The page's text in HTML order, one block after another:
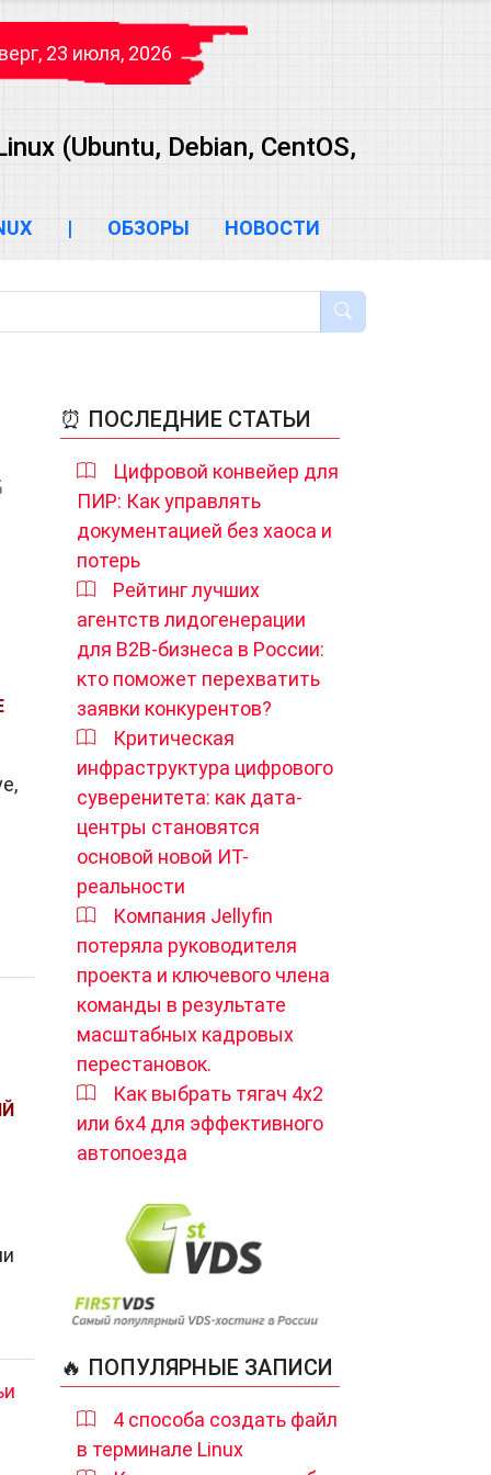
23 июля, 2026
(Ubuntu, Debian, CentOS,
| ОБЗОРЫ НОВОСТИ
⏰ ПОСЛЕДНИЕ СТАТЬИ
Цифровой конвейер для
ПИР: Как управлять
документацией без хаоса и
потерь
Рейтинг лучших
агентств лидогенерации
для B2B-бизнеса в России:
кто поможет перехватить
заявки конкурентов?
Критическая
инфраструктура цифрового
суверенитета: как дата-
центры становятся
основой новой ИТ-
реальности
Компания Jellyfin
потеряла руководителя
проекта и ключевого члена
команды в результате
масштабных кадровых
перестановок.
Как выбрать тягач 4х2
или 6х4 для эффективного
автопоезда
🔥 ПОПУЛЯРНЫЕ ЗАПИСИ
4 способа создать файл
в терминале Linux